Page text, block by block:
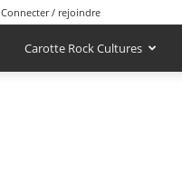
Connecter / rejoindre
Carotte Rock Cultures